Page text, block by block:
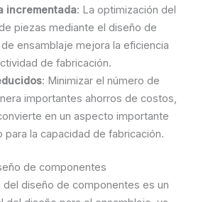
incrementada: La optimización del
piezas mediante el diseño de
ensamblaje mejora la eficiencia
de fabricación.
: Minimizar el número de
importantes ahorros de costos,
en un aspecto importante
para la capacidad de fabricación.
de componentes
del diseño de componentes es un